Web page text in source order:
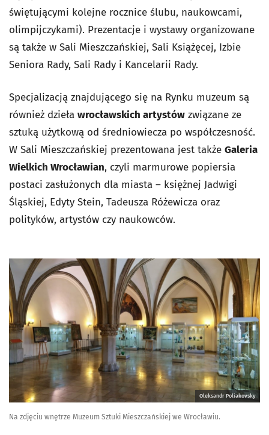
świętującymi kolejne rocznice ślubu, naukowcami,
olimpijczykami). Prezentacje i wystawy organizowane
są także w Sali Mieszczańskiej, Sali Książęcej, Izbie
Seniora Rady, Sali Rady i Kancelarii Rady.
Specjalizacją znajdującego się na Rynku muzeum są
również dzieła wrocławskich artystów związane ze
sztuką użytkową od średniowiecza po współczesność.
W Sali Mieszczańskiej prezentowana jest także Galeria
Wielkich Wrocławian, czyli marmurowe popiersia
postaci zasłużonych dla miasta – księżnej Jadwigi
Śląskiej, Edyty Stein, Tadeusza Różewicza oraz
polityków, artystów czy naukowców.
Oleksandr Poliakovsky
Na zdjęciu wnętrze Muzeum Sztuki Mieszczańskiej we Wrocławiu.